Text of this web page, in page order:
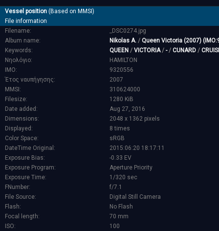
Vessel position (Based on MMSI)
File information
Filename:
_DSC0274.jpg
Album name:
Nikolas A. / Queen Victoria (2007)
Keywords:
QUEEN / VICTORIA/ -/ CUNARD /
Νηολόγιο:
HAMILTON
IMO:
9320556
Έτος ναυπήγησης:
2007
MMSI:
310624000
Filesize:
1280 KiB
Date added:
Aug 27, 2016
Dimensions:
2048 x 1362 pixels
Displayed:
8 times
Color Space:
sRGB
DateTime Original:
2015:06:20 18:17:11
Exposure Bias:
-0.33 EV
Exposure Program:
Aperture Priority
Exposure Time:
1/320 sec
FNumber:
f/7.1
File Source:
Digital Still Camera
Flash:
No Flash
Focal length:
70 mm
ISO:
100